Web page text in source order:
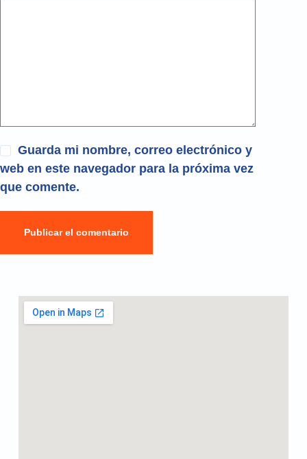
Guarda mi nombre, correo electrónico y
web en este navegador para la próxima vez
que comente.
Publicar el comentario